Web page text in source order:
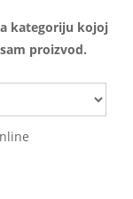
kategoriju kojoj
proizvod.